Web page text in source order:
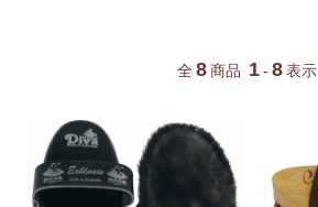
全 8 商品 1 - 8 表示